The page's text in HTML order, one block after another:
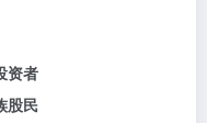
资者
股民